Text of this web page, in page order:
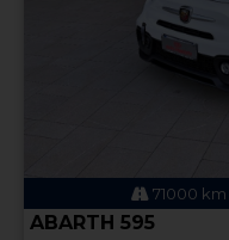
71000 km
ABARTH 595